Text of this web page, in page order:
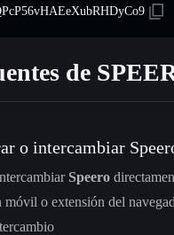
de
o intercambiar
Speero
o extensión del